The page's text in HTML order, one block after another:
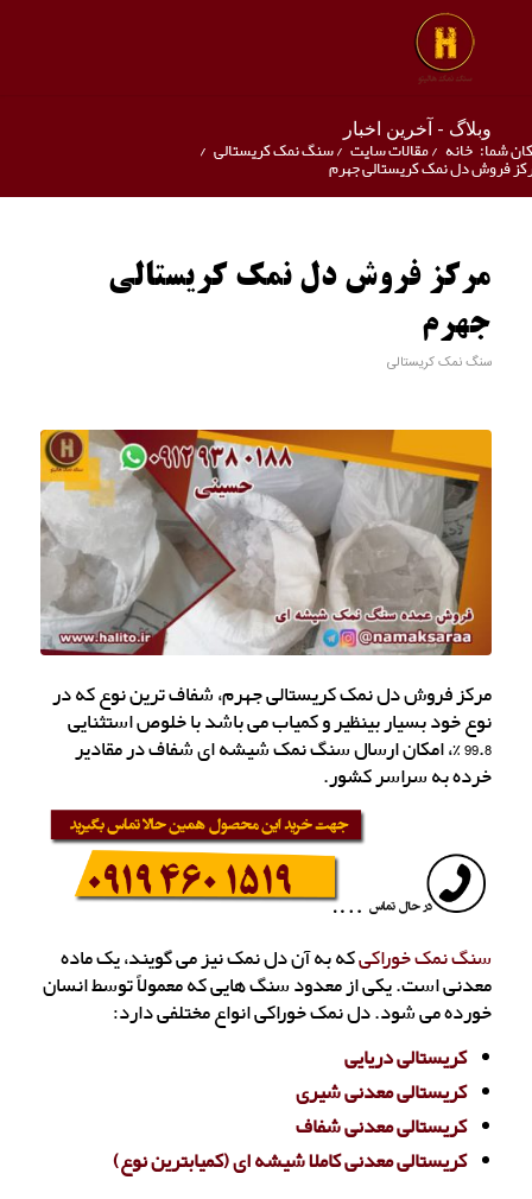
وبلاگ - آخرین اخبار
شما: خانه /مقالات سایت /سنگ نمک کریستالی /
فروش دل نمک کریستالی جهرم
مرکز فروش دل نمک کریستالی
جهرم
سنگ نمک کریستالی
مرکز فروش دل نمک کریستالی جهرم، شفاف ترین نوع که در
نوع خود بسیار بینظیر و کمیاب می باشد با خلوص استثنایی
99.8 %، امکان ارسال سنگ نمک شیشه ای شفاف در مقادیر
خرده به سراسر کشور.
سنگ نمک خوراکیکه به آن دل نمک نیز می گویند، یک ماده
معدنی است. یکی از معدود سنگ هایی که معمولاً توسط انسان
خورده می شود. دل نمک خوراکی انواع مختلفی دارد:
کریستالی دریایی
کریستالی معدنی شیری
کریستالی معدنی شفاف
کریستالی معدنی کاملا شیشه ای (کمیابترین نوع)